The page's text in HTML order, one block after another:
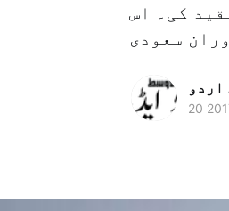
کی۔ اس
اردو